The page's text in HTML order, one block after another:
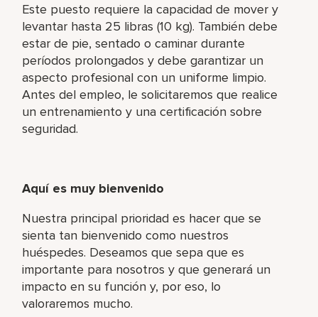
Este puesto requiere la capacidad de mover y
levantar hasta 25 libras (10 kg). También debe
estar de pie, sentado o caminar durante
períodos prolongados y debe garantizar un
aspecto profesional con un uniforme limpio.
Antes del empleo, le solicitaremos que realice
un entrenamiento y una certificación sobre
seguridad.
Aquí es muy bienvenido
Nuestra principal prioridad es hacer que se
sienta tan bienvenido como nuestros
huéspedes. Deseamos que sepa que es
importante para nosotros y que generará un
impacto en su función y, por eso, lo
valoraremos mucho.